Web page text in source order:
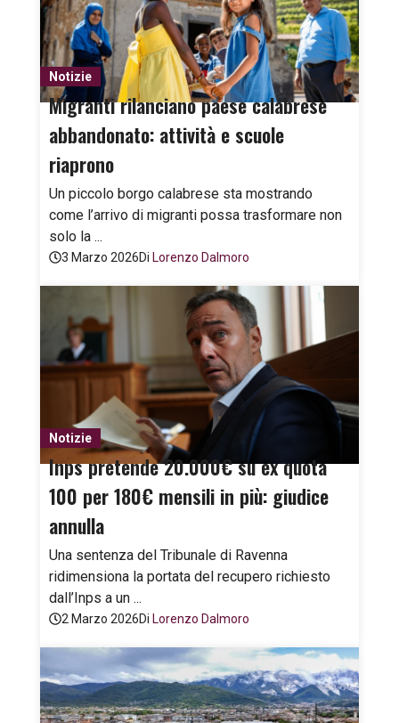
Notizie
Migranti rilanciano paese calabrese
abbandonato: attività e scuole
riaprono
Un piccolo borgo calabrese sta mostrando
come l’arrivo di migranti possa trasformare non
solo la ...
3 Marzo 2026Di Lorenzo Dalmoro
Notizie
Inps pretende 20.000€ su ex quota
100 per 180€ mensili in più: giudice
annulla
Una sentenza del Tribunale di Ravenna
ridimensiona la portata del recupero richiesto
dall’Inps a un ...
2 Marzo 2026Di Lorenzo Dalmoro